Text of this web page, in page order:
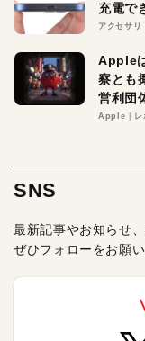
充電で
アクセサリ
Apple
察とも
営利団
る理由
Apple レ
SNS
最新記事やお知らせ
ぜひフォローをお願い